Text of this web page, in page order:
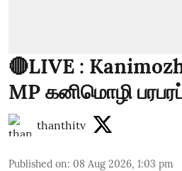
🔴LIVE :
MP கனிமொழி
thanthitv
Published on: 08 Aug 2026, 1:03 pm